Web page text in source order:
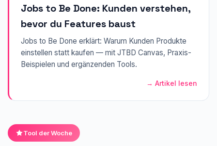
Tool der Woche
Jobs to Be Done: Kunden verstehen,
bevor du Features baust
Jobs to Be Done erklärt: Warum Kunden Produkte
einstellen statt kaufen — mit JTBD Canvas, Praxis-
Beispielen und ergänzenden Tools.
→ Artikel lesen